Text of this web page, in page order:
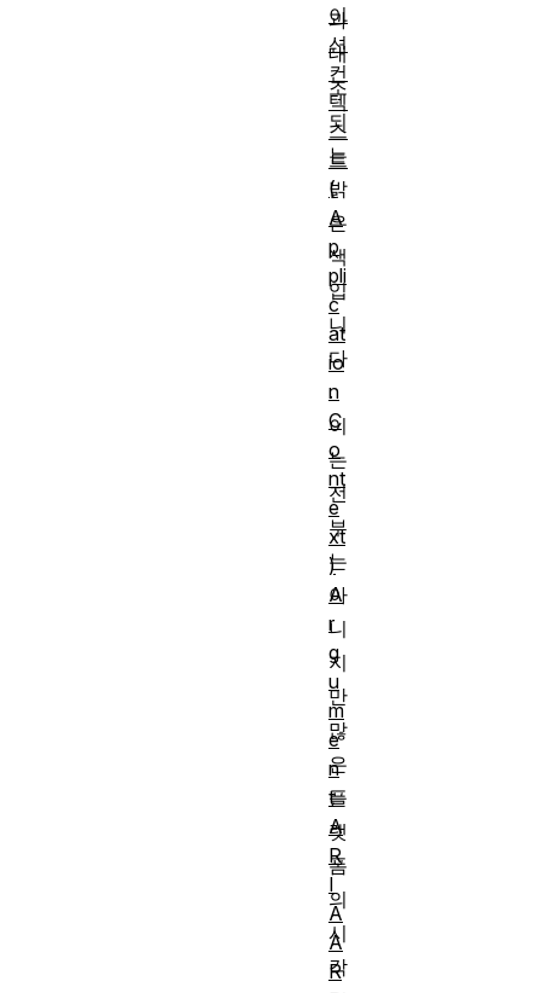
과
대
조
되
는
밝
은
색
입
니
다
.
이
는
전
부
는
아
니
지
만
많
은
플
랫
폼
의
시
각
이
션
컨
텍
스
트
(
A
p
pli
c
at
io
n
C
o
nt
e
xt
)
A
r
g
u
m
e
n
t
A
R
I
A
A
R